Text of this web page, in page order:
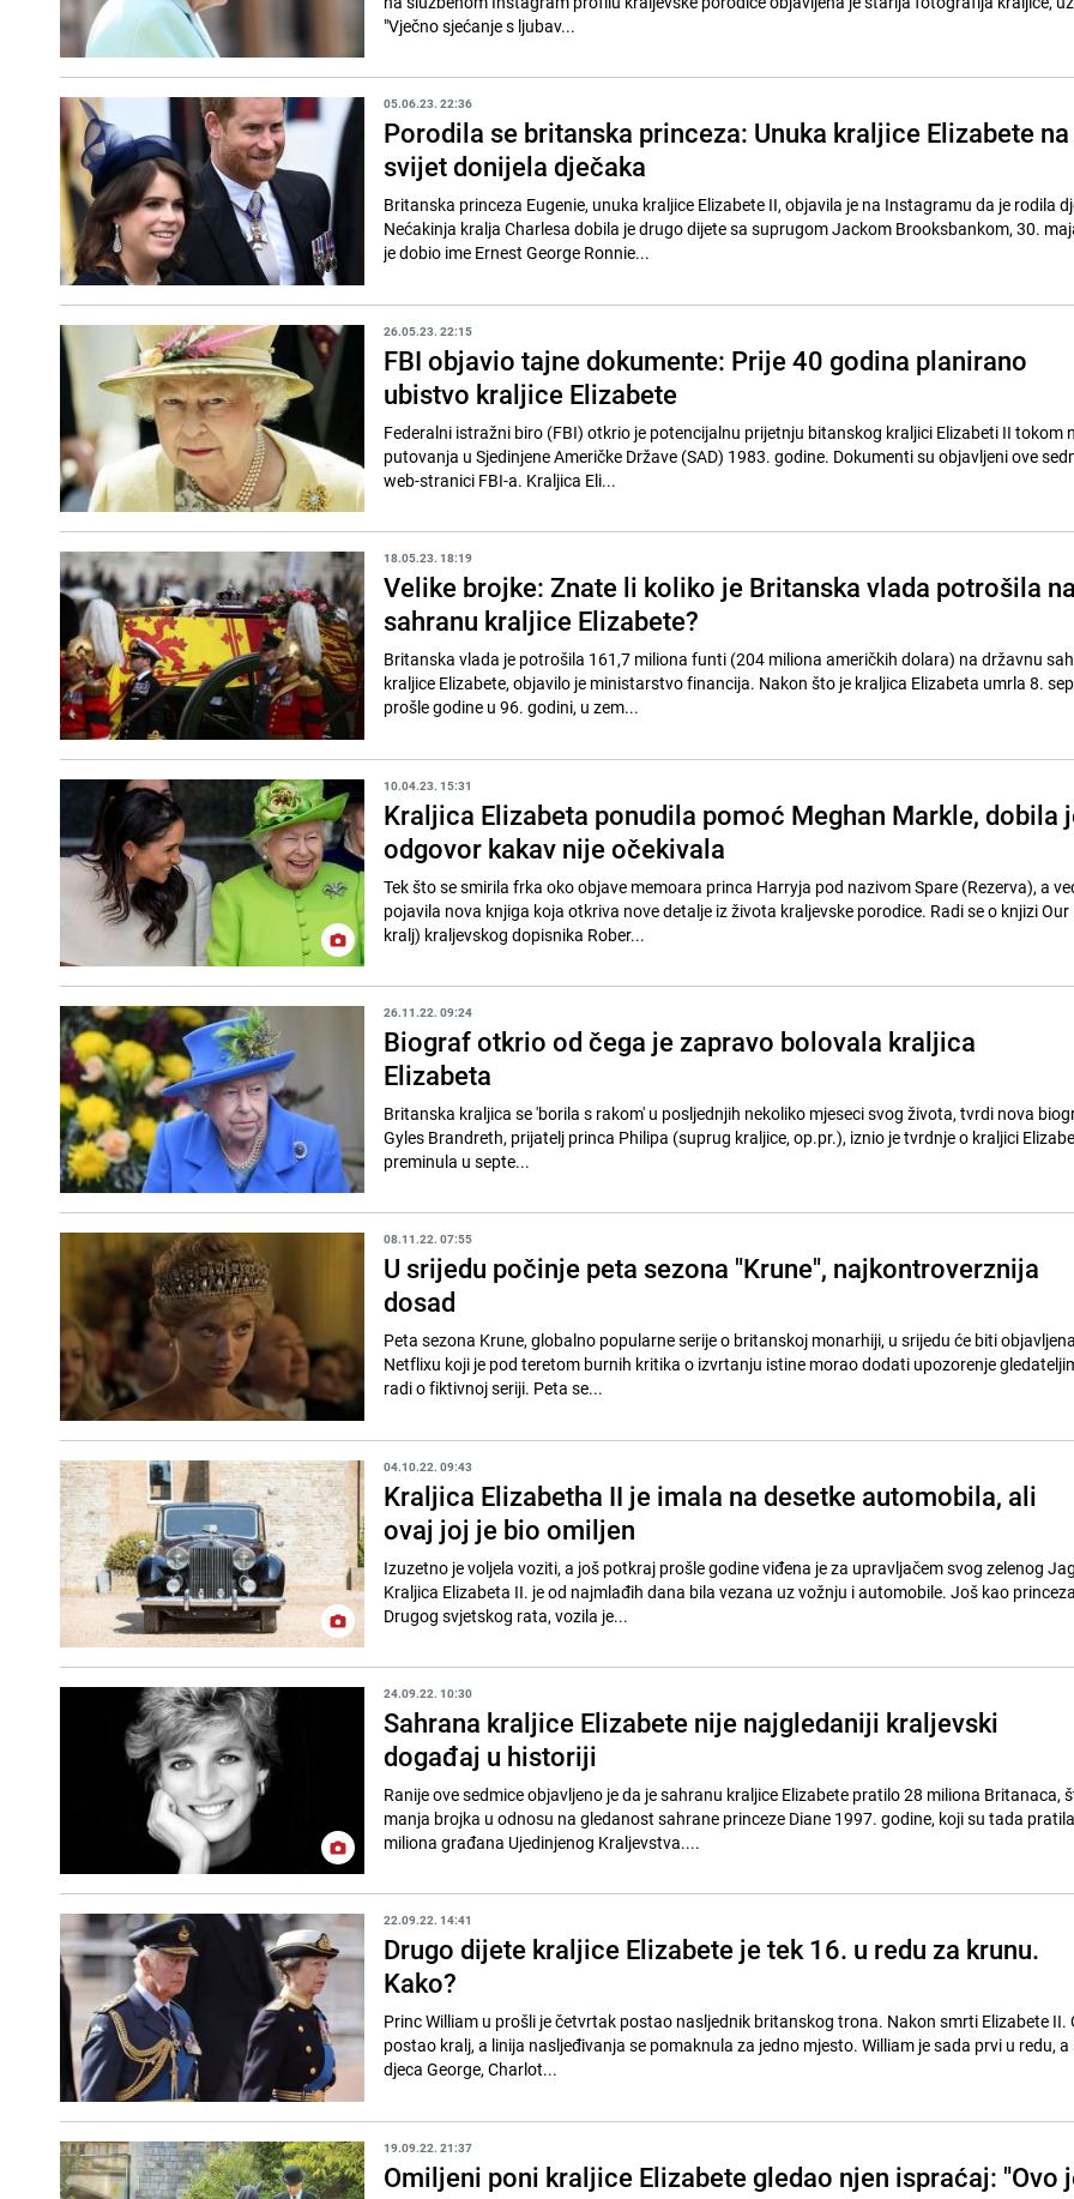
"Vječno sjećanje s ljubav...
05.06.23. 22:36
Porodila se britanska princeza: Unuka kraljice Elizabete na
svijet donijela dječaka
Britanska princeza Eugenie, unuka kraljice Elizabete II, objavila je na Instagramu da je rodila
Nećakinja kralja Charlesa dobila je drugo dijete sa suprugom Jackom Brooksbankom, 30.
je dobio ime Ernest George Ronnie...
26.05.23. 22:15
FBI objavio tajne dokumente: Prije 40 godina planirano
ubistvo kraljice Elizabete
Federalni istražni biro (FBI) otkrio je potencijalnu prijetnju bitanskog kraljici Elizabeti II tokom
putovanja u Sjedinjene Američke Države (SAD) 1983. godine. Dokumenti su objavljeni ove
web-stranici FBI-a. Kraljica Eli...
18.05.23. 18:19
Velike brojke: Znate li koliko je Britanska vlada potrošila na
sahranu kraljice Elizabete?
Britanska vlada je potrošila 161,7 miliona funti (204 miliona američkih dolara) na državnu
kraljice Elizabete, objavilo je ministarstvo financija. Nakon što je kraljica Elizabeta umrla 8.
prošle godine u 96. godini, u zem...
10.04.23. 15:31
Kraljica Elizabeta ponudila pomoć Meghan Markle, dobila
odgovor kakav nije očekivala
Tek što se smirila frka oko objave memoara princa Harryja pod nazivom Spare (Rezerva), a
pojavila nova knjiga koja otkriva nove detalje iz života kraljevske porodice. Radi se o knjizi
kralj) kraljevskog dopisnika Rober...
26.11.22. 09:24
Biograf otkrio od čega je zapravo bolovala kraljica
Elizabeta
Britanska kraljica se 'borila s rakom' u posljednjih nekoliko mjeseci svog života, tvrdi nova
Gyles Brandreth, prijatelj princa Philipa (suprug kraljice, op.pr.), iznio je tvrdnje o kraljici
preminula u septe...
08.11.22. 07:55
U srijedu počinje peta sezona "Krune", najkontroverznija
dosad
Peta sezona Krune, globalno popularne serije o britanskoj monarhiji, u srijedu će biti
Netflixu koji je pod teretom burnih kritika o izvrtanju istine morao dodati upozorenje
radi o fiktivnoj seriji. Peta se...
04.10.22. 09:43
Kraljica Elizabetha II je imala na desetke automobila, ali
ovaj joj je bio omiljen
Izuzetno je voljela voziti, a još potkraj prošle godine viđena je za upravljačem svog zelenog
Kraljica Elizabeta II. je od najmlađih dana bila vezana uz vožnju i automobile. Još kao
Drugog svjetskog rata, vozila je...
24.09.22. 10:30
Sahrana kraljice Elizabete nije najgledaniji kraljevski
događaj u historiji
Ranije ove sedmice objavljeno je da je sahranu kraljice Elizabete pratilo 28 miliona Britanaca,
manja brojka u odnosu na gledanost sahrane princeze Diane 1997. godine, koji su tada
miliona građana Ujedinjenog Kraljevstva....
22.09.22. 14:41
Drugo dijete kraljice Elizabete je tek 16. u redu za krunu.
Kako?
Princ William u prošli je četvrtak postao nasljednik britanskog trona. Nakon smrti Elizabete II.
postao kralj, a linija nasljeđivanja se pomaknula za jedno mjesto. William je sada prvi u redu, a
djeca George, Charlot...
19.09.22. 21:37
Omiljeni poni kraljice Elizabete gledao njen ispraćaj: "Ovo